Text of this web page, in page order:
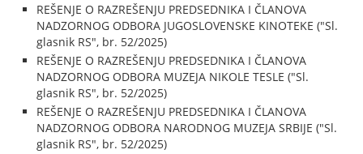
REŠENJE O RAZREŠENJU PREDSEDNIKA I ČLANOVA
NADZORNOG ODBORA JUGOSLOVENSKE KINOTEKE ("Sl.
glasnik RS", br. 52/2025)
REŠENJE O RAZREŠENJU PREDSEDNIKA I ČLANOVA
NADZORNOG ODBORA MUZEJA NIKOLE TESLE ("Sl.
glasnik RS", br. 52/2025)
REŠENJE O RAZREŠENJU PREDSEDNIKA I ČLANOVA
NADZORNOG ODBORA NARODNOG MUZEJA SRBIJE ("Sl.
glasnik RS", br. 52/2025)